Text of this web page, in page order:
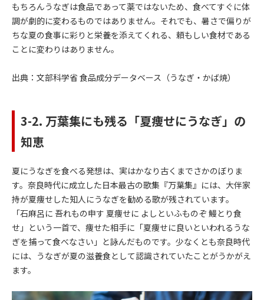
もちろんうなぎは食品であって薬ではないため、食べてすぐに体
調が劇的に変わるものではありません。それでも、暑さで偏りが
ちな夏の食事に彩りと栄養を添えてくれる、頼もしい食材である
ことに変わりはありません。
出典： 文部科学省 食品成分データベース（うなぎ・かば焼）
3-2. 万葉集にも残る「夏痩せにうなぎ」の
知恵
夏にうなぎを食べる発想は、実はかなり古くまでさかのぼりま
す。奈良時代に成立した日本最古の歌集『万葉集』には、大伴家
持が夏痩せした知人にうなぎを勧める歌が残されています。
「石麻呂に 吾れもの申す 夏痩せに よしといふものぞ 鰻とり食
せ」という一首で、痩せた相手に「夏痩せに良いといわれるうな
ぎを捕って食べなさい」と詠んだものです。少なくとも奈良時代
には、うなぎが夏の滋養食として認識されていたことがうかがえ
ます。